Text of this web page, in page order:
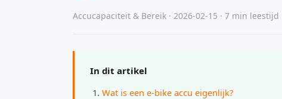
Accucapaciteit & Bereik · 2026-02-15 · 7 min leestijd
In dit artikel
Wat is een e-bike accu eigenlijk?